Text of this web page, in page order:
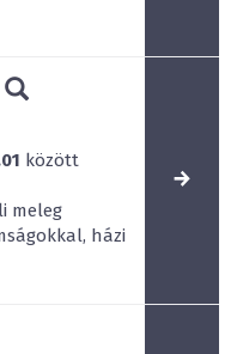
között
meleg
házi